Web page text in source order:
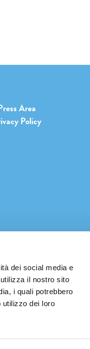
dei social media e
il nostro sito
i quali potrebbero
utilizzo dei loro
Area
Policy